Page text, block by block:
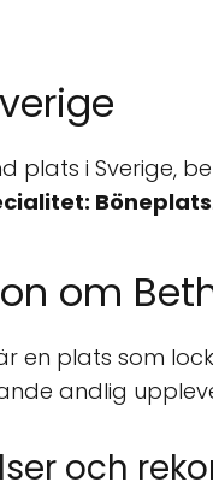
plats i Sverige,
Böneplats
om
en plats som
andlig
och